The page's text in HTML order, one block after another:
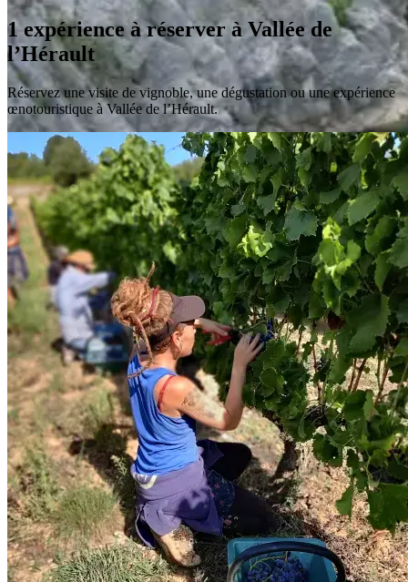
1 expérience à réserver à Vallée de
l’Hérault
Réservez une visite de vignoble, une dégustation ou une expérience
œnotouristique à Vallée de l’Hérault.